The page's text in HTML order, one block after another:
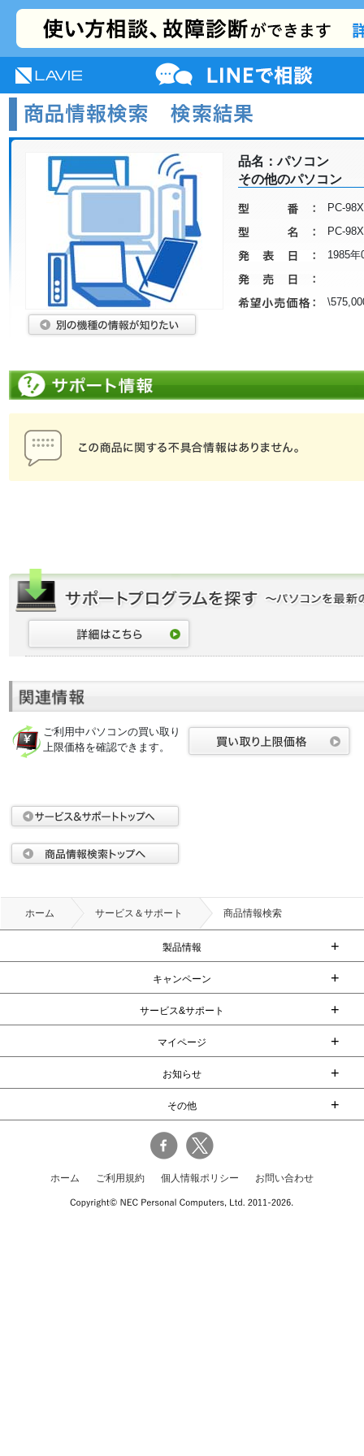
NEC LAVIE公式サイト
サポート プレミアムサービス 活用情報
品名：パソコン
その他のパソコン
PC-
PC-
1985年
ご利用中パソコンの買い取り
上限価格を確認できます。
ホーム サービス＆サポート 商品情報検索
製品情報 +
キャンペーン +
サービス&サポート +
マイページ +
お知らせ +
その他 +
ホーム ご利用規約 個人情報ポリシー お問い合わせ